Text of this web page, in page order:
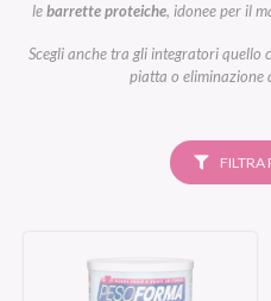
lebarrette proteiche, idonee per il
Scegli anche tra gli integratori quello
piatta o eliminazione
FILTRA